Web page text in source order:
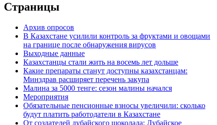
Страницы
Архив опросов
В Казахстане усилили контроль за фруктами и овощами
на границе после обнаружения вирусов
Выходные данные
Казахстанцы стали жить на восемь лет дольше
Какие препараты станут доступны казахстанцам:
Минздрав расширяет перечень закупа
Малина за 5000 тенге: сезон малины начался
Мероприятия
Обязательные пенсионные взносы увеличили: сколько
будут платить работодатели в Казахстане
От создателей дубайского шоколада: Дубайское